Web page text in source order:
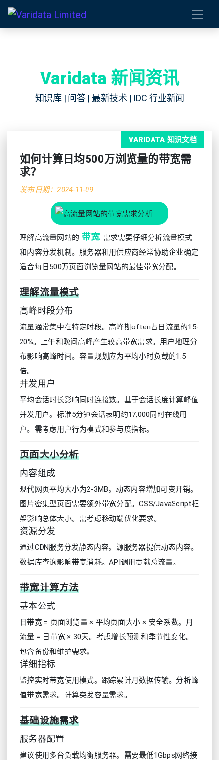
Varidata 新闻资讯
知识库 | 问答 | 最新技术 | IDC 行业新闻
VARIDATA 知识文档
如何计算日均500万浏览量的带宽需
求？
发布日期：2024-11-09
理解高流量网站的 带宽 需求需要仔细分析流量模式
和内容分发机制。服务器租用供应商经常协助企业确定
适合每日500万页面浏览量网站的最佳带宽分配。
理解流量模式
高峰时段分布
流量通常集中在特定时段。高峰期often占日流量的15-
20%。上午和晚间高峰产生较高带宽需求。用户地理分
布影响高峰时间。容量规划应为平均小时负载的1.5
倍。
并发用户
平均会话时长影响同时连接数。基于会话长度计算峰值
并发用户。标准5分钟会话表明约17,000同时在线用
户。需考虑用户行为模式和参与度指标。
页面大小分析
内容组成
现代网页平均大小为2-3MB。动态内容增加可变开销。
图片密集型页面需要额外带宽分配。CSS/JavaScript框
架影响总体大小。需考虑移动端优化要求。
资源分发
通过CDN服务分发静态内容。源服务器提供动态内容。
数据库查询影响带宽消耗。API调用贡献总流量。
带宽计算方法
基本公式
日带宽 = 页面浏览量 × 平均页面大小 × 安全系数。月
流量 = 日带宽 × 30天。考虑增长预测和季节性变化。
包含备份和维护需求。
详细指标
监控实时带宽使用模式。跟踪累计月数据传输。分析峰
值带宽需求。计算突发容量需求。
基础设施需求
服务器配置
建议使用多台负载均衡服务器。需要最低1Gbps网络接